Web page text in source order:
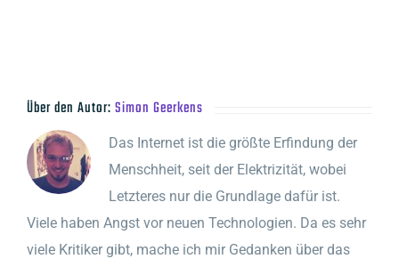
Über den Autor:Simon Geerkens
Das Internet ist die größte Erfindung der
Menschheit, seit der Elektrizität, wobei
Letzteres nur die Grundlage dafür ist.
Viele haben Angst vor neuen Technologien. Da es sehr
viele Kritiker gibt, mache ich mir Gedanken über das